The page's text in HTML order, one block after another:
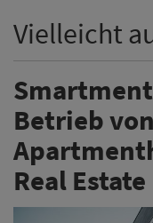
Vielleicht
Betrieb
Real Estate